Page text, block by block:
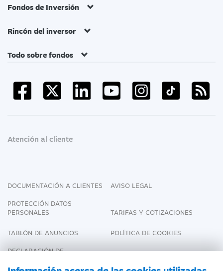
Fondos de Inversión
Rincón del inversor
Todo sobre fondos
Atención al cliente
DOCUMENTACIÓN A CLIENTES
AVISO LEGAL
PROTECCIÓN DATOS
PERSONALES
TARIFAS Y COTIZACIONES
TABLÓN DE ANUNCIOS
POLÍTICA DE COOKIES
DECLARACIÓN DE